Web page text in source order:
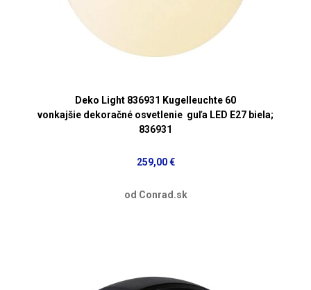
Deko Light 836931 Kugelleuchte 60
vonkajšie dekoračné osvetlenie guľa LED E27 biela;
836931
259,00 €
od Conrad.sk